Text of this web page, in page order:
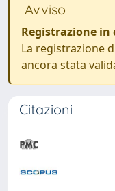
Avviso
Registrazione in
La registrazione
ancora stata
Citazioni